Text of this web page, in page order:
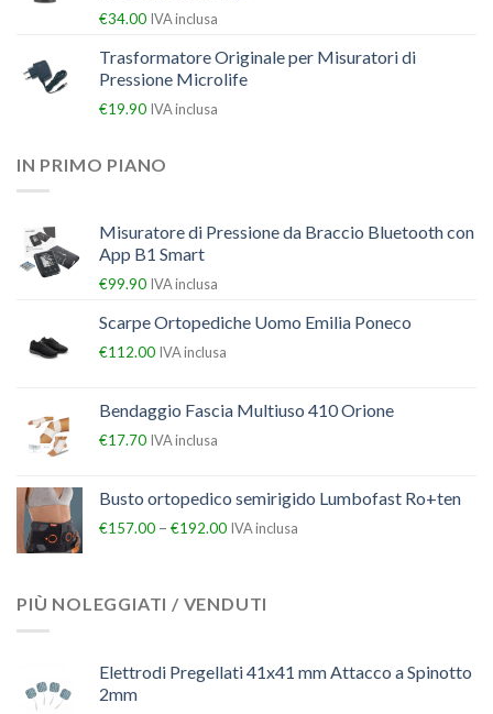
€34.00 IVA inclusa
Trasformatore Originale per Misuratori di
Pressione Microlife
€19.90 IVA inclusa
IN PRIMO PIANO
Misuratore di Pressione da Braccio Bluetooth con
App B1 Smart
€99.90 IVA inclusa
Scarpe Ortopediche Uomo Emilia Poneco
€112.00 IVA inclusa
Bendaggio Fascia Multiuso 410 Orione
€17.70 IVA inclusa
Busto ortopedico semirigido Lumbofast Ro+ten
€157.00 – €192.00 IVA inclusa
PIÙ NOLEGGIATI / VENDUTI
Elettrodi Pregellati 41x41 mm Attacco a Spinotto
2mm